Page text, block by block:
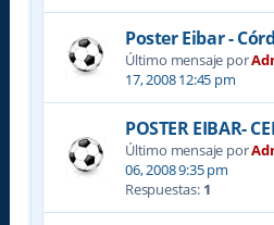
Poster Eibar -
Último mensaje por
17, 2008 12:45 pm
POSTER EIBAR-
Último mensaje por
06, 2008 9:35 pm
Respuestas: 1